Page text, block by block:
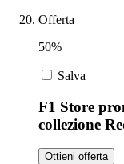
Offerta
50%
Salva
F1 Store
collezione
Ottieni offerta